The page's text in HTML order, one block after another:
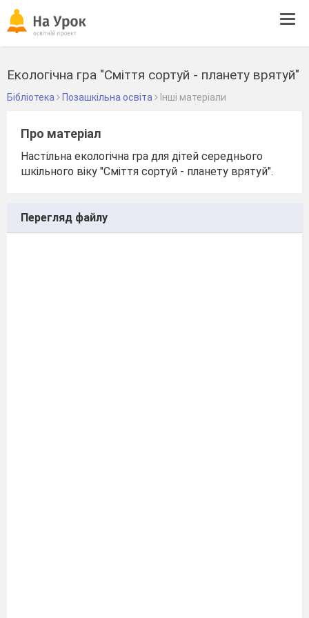
Екологічна гра "Сміття сортуй - планету врятуй"
Бібліотека Позашкільна освіта Інші матеріали
Про матеріал
Настільна екологічна гра для дітей середнього
шкільного віку "Сміття сортуй - планету врятуй".
Перегляд файлу